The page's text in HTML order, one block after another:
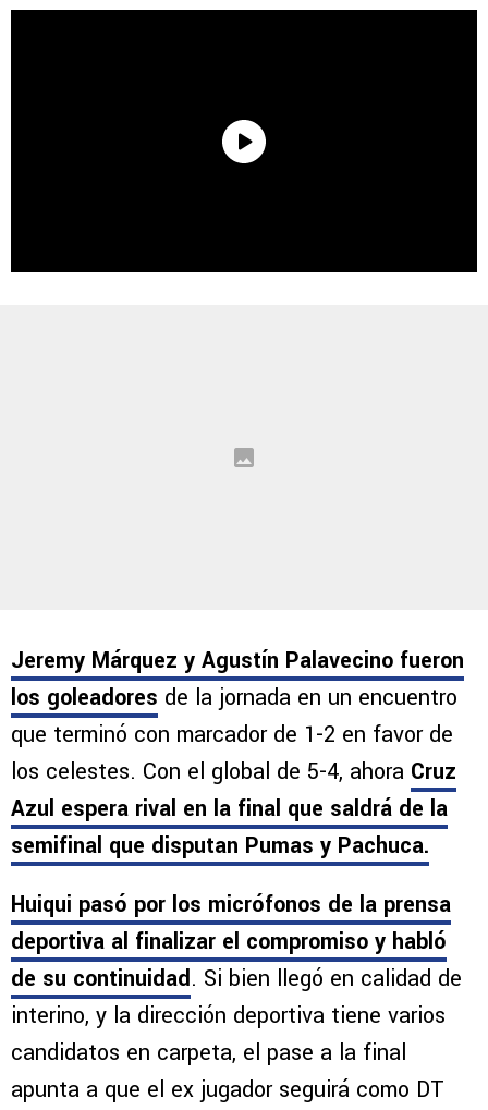
Jeremy Márquez y Agustín Palavecino fueron
los goleadores de la jornada en un encuentro
que terminó con marcador de 1-2 en favor de
los celestes. Con el global de 5-4, ahora Cruz
Azul espera rival en la final que saldrá de la
semifinal que disputan Pumas y Pachuca.
Huiqui pasó por los micrófonos de la prensa
deportiva al finalizar el compromiso y habló
de su continuidad. Si bien llegó en calidad de
interino, y la dirección deportiva tiene varios
candidatos en carpeta, el pase a la final
apunta a que el ex jugador seguirá como DT